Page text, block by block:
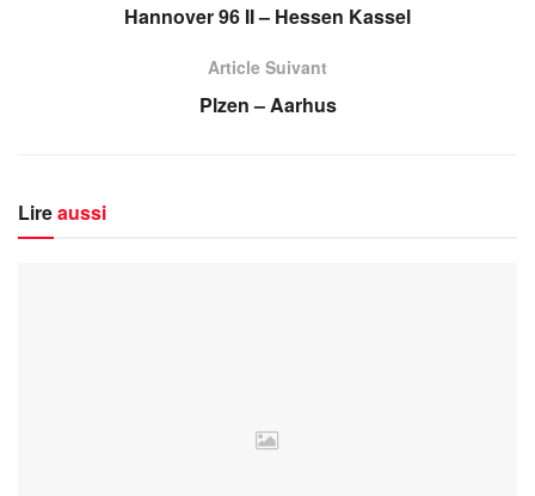
Hannover 96 II – Hessen Kassel
Article Suivant
Plzen – Aarhus
Lireaussi